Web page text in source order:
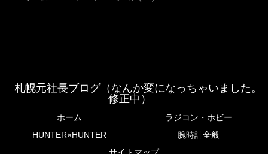
札幌元社長ブログ（なんか変になっちゃいました。
修正中）
ホーム
ラジコン・ホビー
HUNTER×HUNTER
腕時計全般